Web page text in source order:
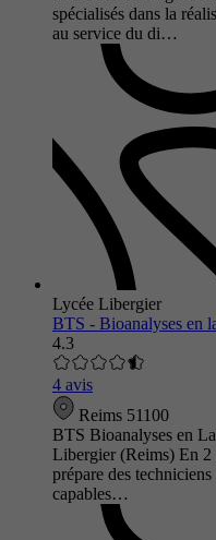
spécialisés dans la
au service du di…
Lycée Libergier
BTS - Bioanalyses en
4.3
4 avis
Reims 51100
BTS Bioanalyses en
Libergier (Reims) En 2
prépare des
capables…